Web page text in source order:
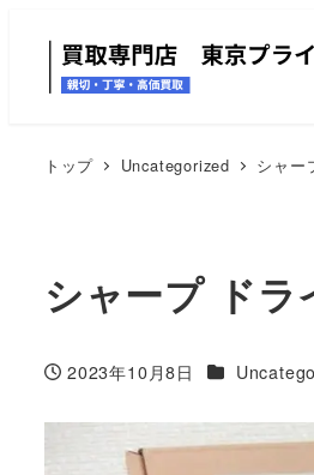
トップ Uncategorized シャー
シャープ ドラ
投稿日
2023年10月8日 カテゴリー